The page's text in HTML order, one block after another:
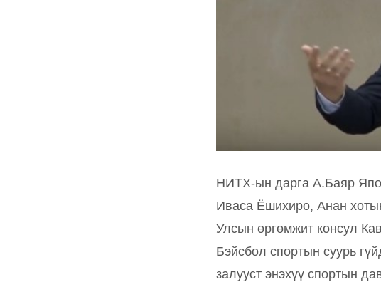
НИТХ-ын дарга А.Баяр
Иваса Ёшихиро, Анан
Улсын өргөмжит консул
Бэйсбол спортын суурь
залууст энэхүү спортын